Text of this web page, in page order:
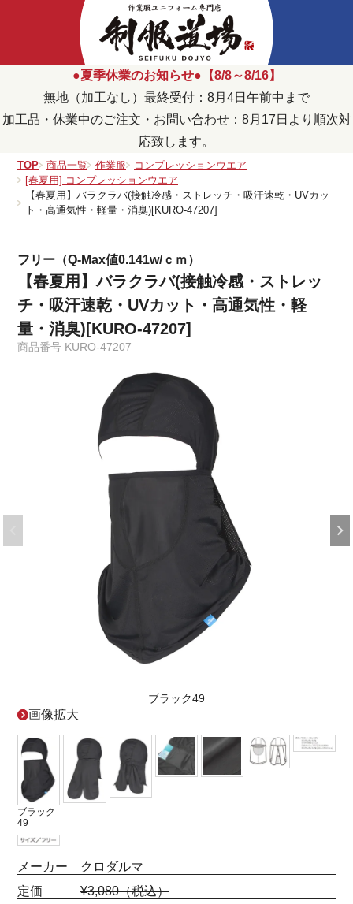
●夏季休業のお知らせ●【8/8～8/16】
無地（加工なし）最終受付：8月4日午前中まで
加工品・休業中のご注文・お問い合わせ：8月17日より順次対
応致します。
TOP 商品一覧 作業服
コンプレッションウエア
[春夏用] コンプレッションウエア
【春夏用】バラクラバ(接触冷感・ストレッチ・吸汗速乾・UVカッ
ト・高通気性・軽量・消臭)[KURO-47207]
フリー（Q-Max値0.141w/ｃｍ）
【春夏用】バラクラバ(接触冷感・ストレッ
チ・吸汗速乾・UVカット・高通気性・軽
量・消臭)[KURO-47207]
商品番号 KURO-47207
ブラック49
画像拡大
ブラック
49
メーカー クロダルマ
定価 ¥3,080（税込）